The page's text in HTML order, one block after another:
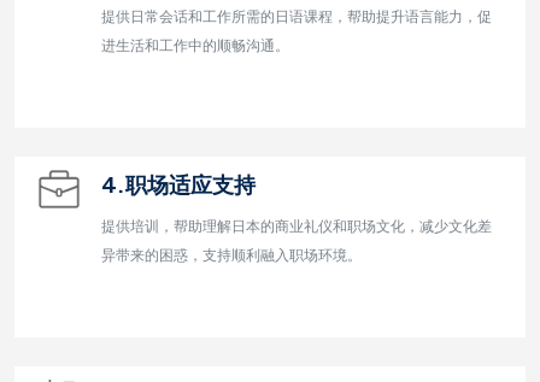
提供日常会话和工作所需的日语课程，帮助提升语言能力，促
进生活和工作中的顺畅沟通。
4.职场适应支持
提供培训，帮助理解日本的商业礼仪和职场文化，减少文化差
异带来的困惑，支持顺利融入职场环境。